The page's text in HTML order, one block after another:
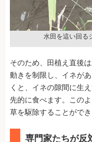
水田を這い回る
そのため、田植え直後
動きを制限し、イネが
くと、イネの隙間に生
先的に食べます。この
草を駆除することができ
専門家たちが反